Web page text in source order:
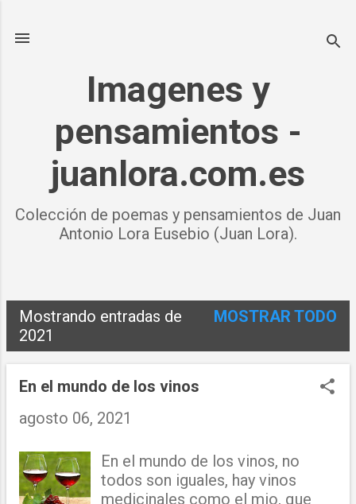
Imagenes y
pensamientos -
juanlora.com.es
Colección de poemas y pensamientos de Juan
Antonio Lora Eusebio (Juan Lora).
n
d
Mostrando entradas de
2021
MOSTRAR TODO
En el mundo de los vinos
agosto 06, 2021
En el mundo de los vinos, no
todos son iguales, hay vinos
medicinales como el mio, que